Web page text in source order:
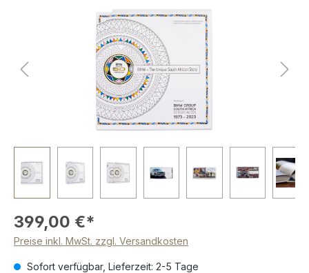
399,00 €*
Preise inkl. MwSt. zzgl. Versandkosten
Sofort verfügbar, Lieferzeit: 2-5 Tage